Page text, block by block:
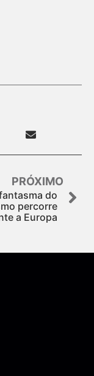
PRÓXIMO
do
percorre
a Europa